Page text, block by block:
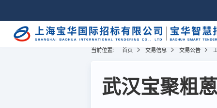
当前位置: 首页 交易信息 交易公告
武汉宝聚粗